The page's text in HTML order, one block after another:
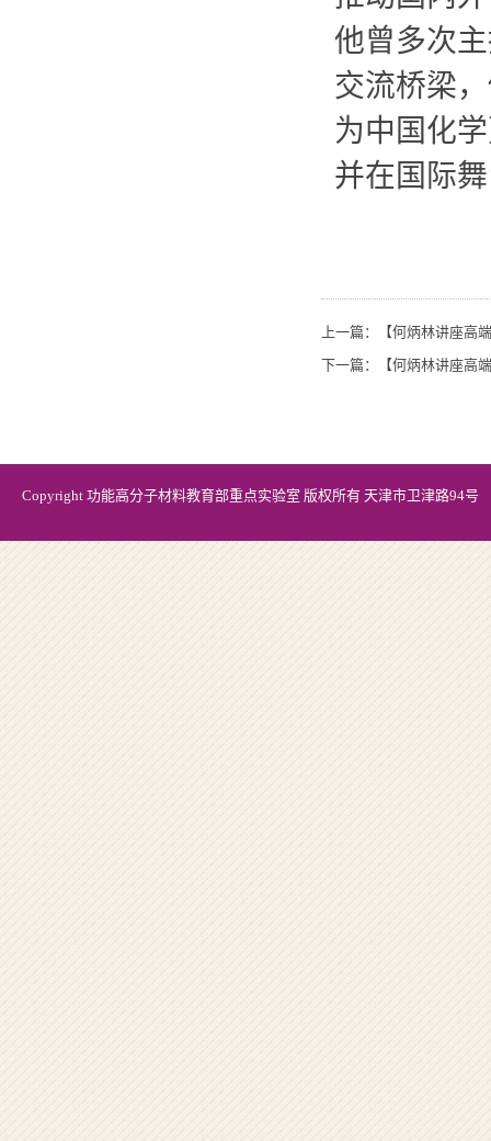
他曾多次
交流桥梁
为中国化
并在国际
上一篇：
【何炳林讲座高
下一篇：
【何炳林讲座高
Copyright 功能高分子材料教育部重点实验室 版权所有 天津市卫津路94号